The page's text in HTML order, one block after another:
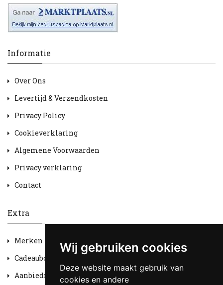
Wij gebruiken cookies
Deze website maakt gebruik van
cookies en andere
Informatie
Over Ons
Levertijd & Verzendkosten
Privacy Policy
Cookieverklaring
Algemene Voorwaarden
Privacy verklaring
Contact
Extra
Merken
Cadeaubon
Aanbiedingen